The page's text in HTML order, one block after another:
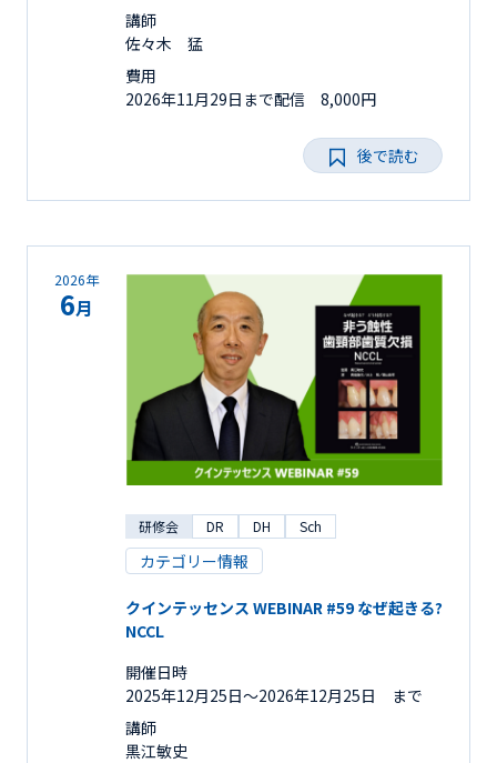
講師
佐々木 猛
費用
2026年11月29日まで配信 8,000円
後で読む
2026年
6月
研修会 DR DH Sch
カテゴリー情報
クインテッセンス WEBINAR #59 なぜ起きる?
NCCL
開催日時
2025年12月25日〜2026年12月25日 まで
講師
黒江敏史